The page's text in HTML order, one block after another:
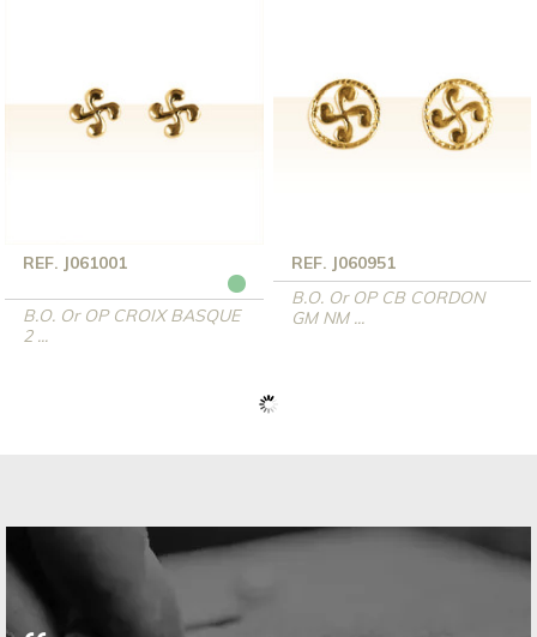
REF. J061001
B.O. Or OP CROIX BASQUE
2 ...
REF. J060951
B.O. Or OP CB CORDON
GM NM ...